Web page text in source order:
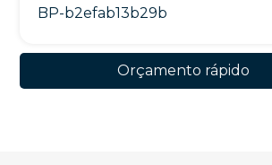
BP-b2efab13b29b
Orçamento rápido